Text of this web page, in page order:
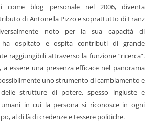
come blog personale nel 2006, diventa
di Antonella Pizzo e soprattutto di Franz
noto per la sua capacità di
ha ospitato e ospita contributi di grande
raggiungibili attraverso la funzione “ricerca”.
essere una presenza efficace nel panorama
uno strumento di cambiamento e
strutture di potere, spesso ingiuste e
in cui la persona si riconosce in ogni
al di là di credenze e tessere politiche.